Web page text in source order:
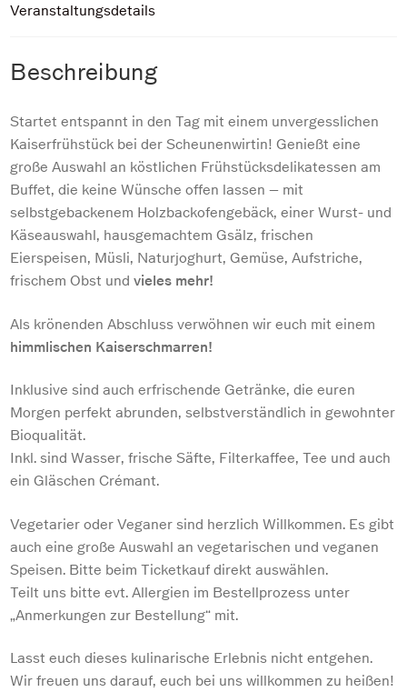
Veranstaltungsdetails
Beschreibung
Startet entspannt in den Tag mit einem unvergesslichen
Kaiserfrühstück bei der Scheunenwirtin! Genießt eine
große Auswahl an köstlichen Frühstücksdelikatessen am
Buffet, die keine Wünsche offen lassen – mit
selbstgebackenem Holzbackofengebäck, einer Wurst- und
Käseauswahl, hausgemachtem Gsälz, frischen
Eierspeisen, Müsli, Naturjoghurt, Gemüse, Aufstriche,
frischem Obst undvieles mehr!
Als krönenden Abschluss verwöhnen wir euch mit einem
himmlischen Kaiserschmarren!
Inklusive sind auch erfrischende Getränke, die euren
Morgen perfekt abrunden, selbstverständlich in gewohnter
Bioqualität.
Inkl. sind Wasser, frische Säfte, Filterkaffee, Tee und auch
ein Gläschen Crémant.
Vegetarier oder Veganer sind herzlich Willkommen. Es gibt
auch eine große Auswahl an vegetarischen und veganen
Speisen. Bitte beim Ticketkauf direkt auswählen.
Teilt uns bitte evt. Allergien im Bestellprozess unter
„Anmerkungen zur Bestellung“ mit.
Lasst euch dieses kulinarische Erlebnis nicht entgehen.
Wir freuen uns darauf, euch bei uns willkommen zu heißen!